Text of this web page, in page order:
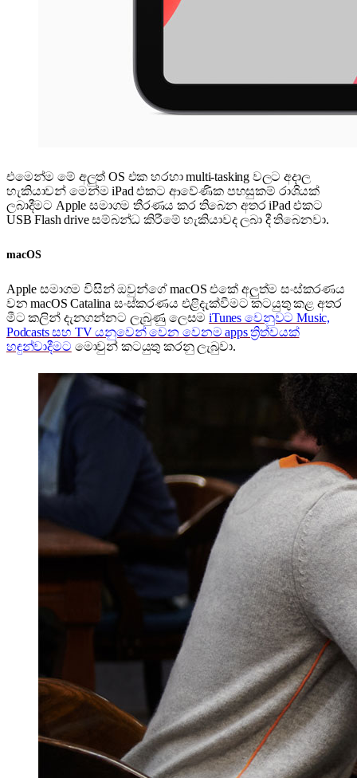
එමෙන්ම මේ අලුත් OS එක හරහා multi-tasking වලට අදාල
හැකියාවන් මෙන්ම iPad එකට ආවේණික පහසුකම් රාශියක්
ලබාදීමට Apple සමාගම තීරණය කර තිබෙන අතර iPad එකට
USB Flash drive සම්බන්ධ කිරීමේ හැකියාවද ලබා දී තිබෙනවා.
macOS
Apple සමාගම විසින් ඔවුන්ගේ macOS එකේ අලුත්ම සංස්කරණය
වන macOS Catalina සංස්කරණය එළිදැක්වීමට කටයුතු කළ අතර
මීට කලින් දැනගන්නට ලැබුණු ලෙසමiTunes වෙනුවට Music,
Podcasts සහ TV යනුවෙන් වෙන වෙනම apps ත්‍රිත්වයක්
හඳුන්වාදීමට මොවුන් කටයුතු කරනු ලැබුවා.